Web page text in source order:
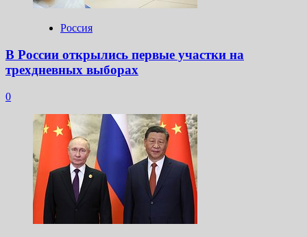
Россия
В России открылись первые участки на
трехдневных выборах
0